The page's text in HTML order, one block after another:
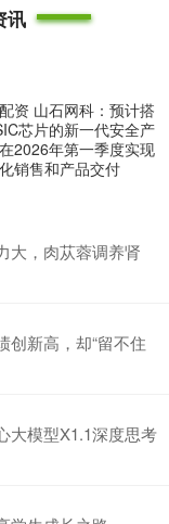
讯
资 山石网科：预计搭
芯片的新一代安全产
2026年第一季度实现
销售和产品交付
大，肉苁蓉调养肾
创新高，却“留不住
大模型X1.1深度思考